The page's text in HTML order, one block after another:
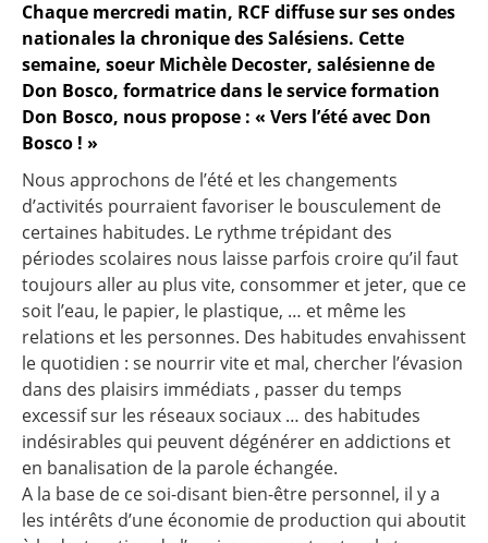
Chaque mercredi matin, RCF diffuse sur ses ondes
nationales la chronique des Salésiens. Cette
semaine, soeur Michèle Decoster, salésienne de
Don Bosco, formatrice dans le service formation
Don Bosco, nous propose : « Vers l’été avec Don
Bosco ! »
Nous approchons de l’été et les changements
d’activités pourraient favoriser le bousculement de
certaines habitudes. Le rythme trépidant des
périodes scolaires nous laisse parfois croire qu’il faut
toujours aller au plus vite, consommer et jeter, que ce
soit l’eau, le papier, le plastique, … et même les
relations et les personnes. Des habitudes envahissent
le quotidien : se nourrir vite et mal, chercher l’évasion
dans des plaisirs immédiats , passer du temps
excessif sur les réseaux sociaux … des habitudes
indésirables qui peuvent dégénérer en addictions et
en banalisation de la parole échangée.
A la base de ce soi-disant bien-être personnel, il y a
les intérêts d’une économie de production qui aboutit